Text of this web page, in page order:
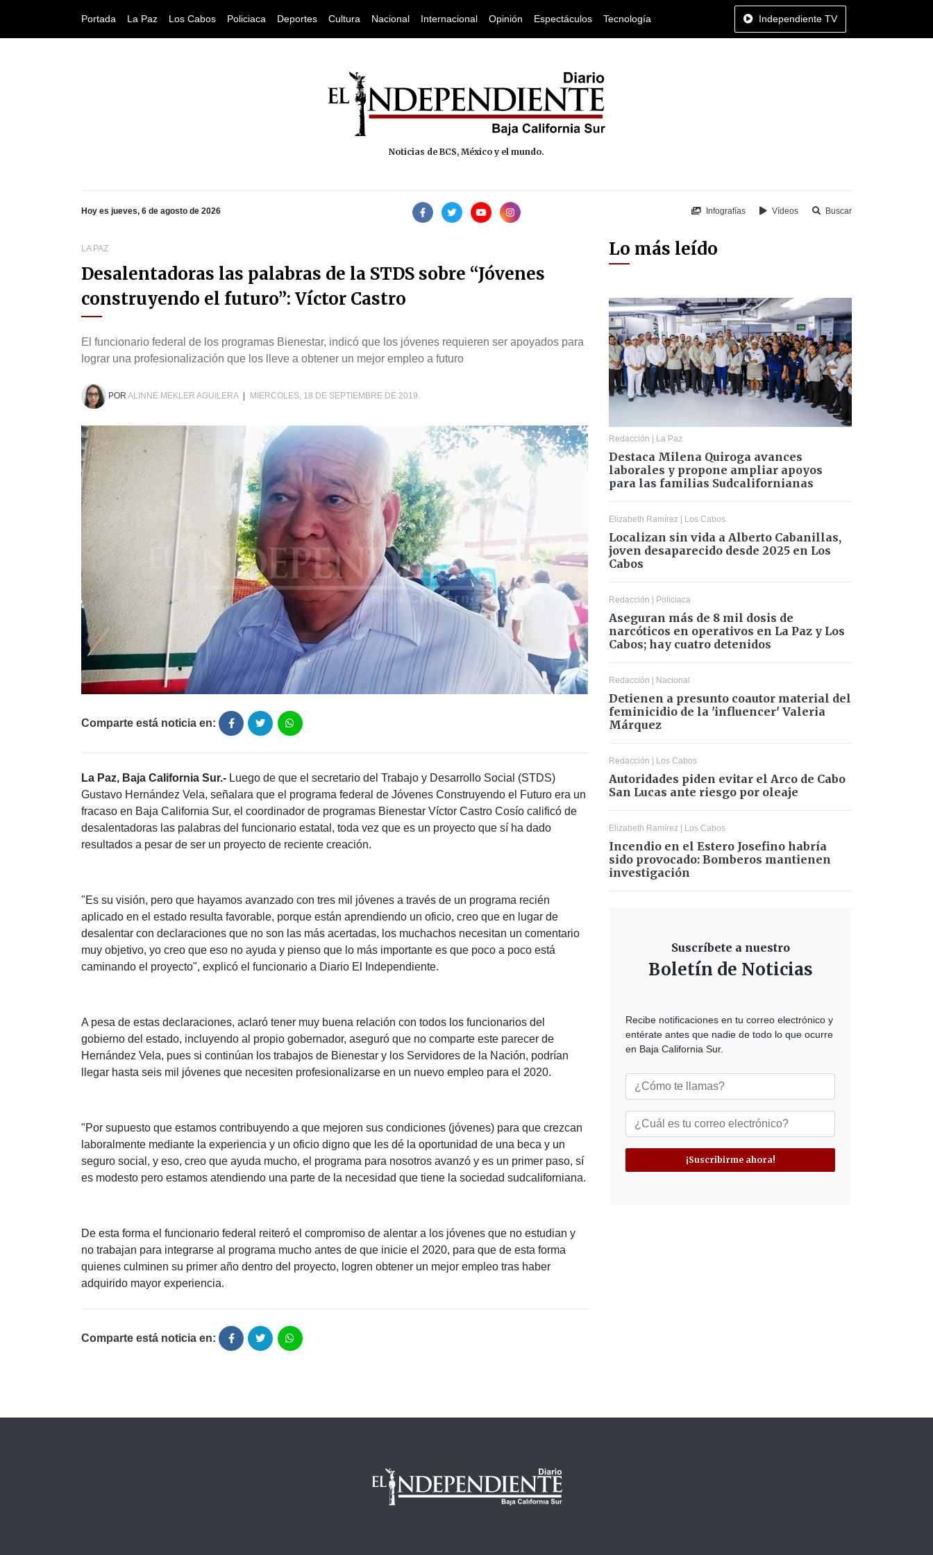
Portada La Paz Los Cabos Policiaca Deportes Cultura Nacional Internacional Opinión Espectáculos Tecnología Independiente TV
Noticias de BCS, México y el mundo.
Hoy es jueves, 6 de agosto de 2026 Infografías Vídeos Buscar
LA PAZ
Desalentadoras las palabras de la STDS sobre “Jóvenes
construyendo el futuro”: Víctor Castro
El funcionario federal de los programas Bienestar, indicó que los jóvenes requieren ser apoyados para
lograr una profesionalización que los lleve a obtener un mejor empleo a futuro
POR ALINNE MEKLER AGUILERA MIERCOLES, 18 DE SEPTIEMBRE DE 2019.
Comparte está noticia en:
La Paz, Baja California Sur.- Luego de que el secretario del Trabajo y Desarrollo Social (STDS)
Gustavo Hernández Vela, señalara que el programa federal de Jóvenes Construyendo el Futuro era un
fracaso en Baja California Sur, el coordinador de programas Bienestar Víctor Castro Cosío calificó de
desalentadoras las palabras del funcionario estatal, toda vez que es un proyecto que sí ha dado
resultados a pesar de ser un proyecto de reciente creación.
"Es su visión, pero que hayamos avanzado con tres mil jóvenes a través de un programa recién
aplicado en el estado resulta favorable, porque están aprendiendo un oficio, creo que en lugar de
desalentar con declaraciones que no son las más acertadas, los muchachos necesitan un comentario
muy objetivo, yo creo que eso no ayuda y pienso que lo más importante es que poco a poco está
caminando el proyecto", explicó el funcionario a Diario El Independiente.
A pesa de estas declaraciones, aclaró tener muy buena relación con todos los funcionarios del
gobierno del estado, incluyendo al propio gobernador, aseguró que no comparte este parecer de
Hernández Vela, pues si continúan los trabajos de Bienestar y los Servidores de la Nación, podrían
llegar hasta seis mil jóvenes que necesiten profesionalizarse en un nuevo empleo para el 2020.
"Por supuesto que estamos contribuyendo a que mejoren sus condiciones (jóvenes) para que crezcan
laboralmente mediante la experiencia y un oficio digno que les dé la oportunidad de una beca y un
seguro social, y eso, creo que ayuda mucho, el programa para nosotros avanzó y es un primer paso, sí
es modesto pero estamos atendiendo una parte de la necesidad que tiene la sociedad sudcaliforniana.
De esta forma el funcionario federal reiteró el compromiso de alentar a los jóvenes que no estudian y
no trabajan para integrarse al programa mucho antes de que inicie el 2020, para que de esta forma
quienes culminen su primer año dentro del proyecto, logren obtener un mejor empleo tras haber
adquirido mayor experiencia.
Comparte está noticia en:
Lo más leído
Redacción | La Paz
Destaca Milena Quiroga avances
laborales y propone ampliar apoyos
para las familias Sudcalifornianas
Elizabeth Ramírez | Los Cabos
Localizan sin vida a Alberto Cabanillas,
joven desaparecido desde 2025 en Los
Cabos
Redacción | Policiaca
Aseguran más de 8 mil dosis de
narcóticos en operativos en La Paz y Los
Cabos; hay cuatro detenidos
Redacción | Nacional
Detienen a presunto coautor material del
feminicidio de la 'influencer' Valeria
Márquez
Redacción | Los Cabos
Autoridades piden evitar el Arco de Cabo
San Lucas ante riesgo por oleaje
Elizabeth Ramírez | Los Cabos
Incendio en el Estero Josefino habría
sido provocado: Bomberos mantienen
investigación
Suscríbete a nuestro
Boletín de Noticias
Recibe notificaciones en tu correo electrónico y
entérate antes que nadie de todo lo que ocurre
en Baja California Sur.
¡Suscribirme ahora!